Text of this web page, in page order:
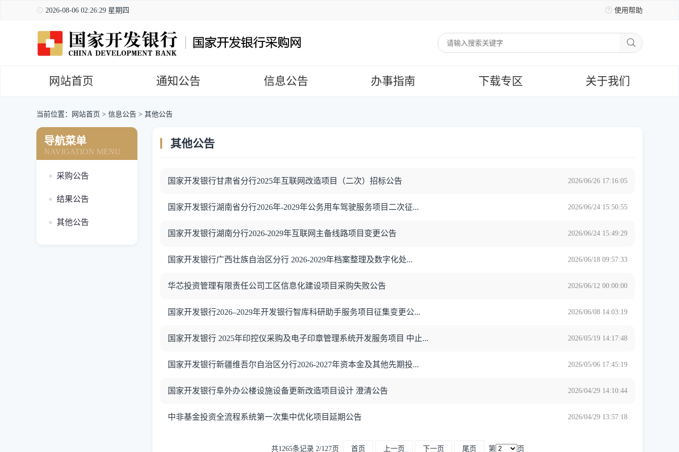
2026-08-06 02:26:30 星期四 使用帮助
网站首页 通知公告 信息公告 办事指南 下载专区 关于我们
当前位置： 网站首页 > 信息公告 > 其他公告
导航菜单
NAVIGATION MENU
采购公告
结果公告
其他公告
其他公告
国家开发银行甘肃省分行2025年互联网改造项目（二次）招标公告 2026/06/26 17:16:05
国家开发银行湖南省分行2026年-2029年公务用车驾驶服务项目二次征... 2026/06/24 15:50:55
国家开发银行湖南分行2026-2029年互联网主备线路项目变更公告 2026/06/24 15:49:29
国家开发银行广西壮族自治区分行 2026-2029年档案整理及数字化处... 2026/06/18 09:57:33
华芯投资管理有限责任公司工区信息化建设项目采购失败公告 2026/06/12 00:00:00
国家开发银行2026–2029年开发银行智库科研助手服务项目征集变更公... 2026/06/08 14:03:19
国家开发银行 2025年印控仪采购及电子印章管理系统开发服务项目 中止... 2026/05/19 14:17:48
国家开发银行新疆维吾尔自治区分行2026-2027年资本金及其他先期投... 2026/05/06 17:45:19
国家开发银行阜外办公楼设施设备更新改造项目设计 澄清公告 2026/04/29 14:10:44
中非基金投资全流程系统第一次集中优化项目延期公告 2026/04/29 13:57:18
共1265条记录 2/127页 首页 上一页 下一页 尾页 第 页